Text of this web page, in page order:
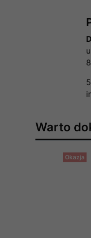
Warto
Okazja